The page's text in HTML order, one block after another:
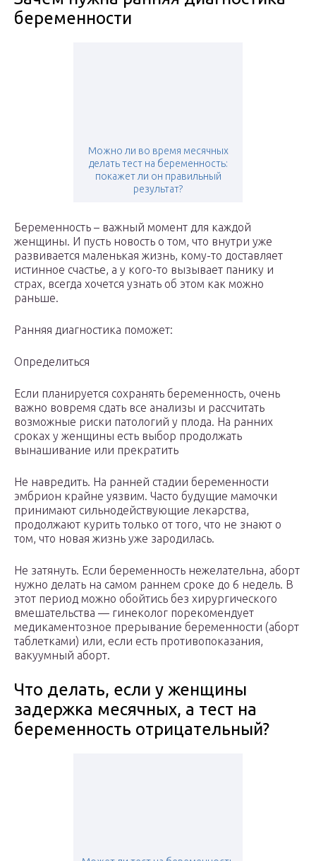
беременности
Можно ли во время месячных
делать тест на беременность:
покажет ли он правильный
результат?
Беременность – важный момент для каждой
женщины. И пусть новость о том, что внутри уже
развивается маленькая жизнь, кому-то доставляет
истинное счастье, а у кого-то вызывает панику и
страх, всегда хочется узнать об этом как можно
раньше.
Ранняя диагностика поможет:
Определиться
Если планируется сохранять беременность, очень
важно вовремя сдать все анализы и рассчитать
возможные риски патологий у плода. На ранних
сроках у женщины есть выбор продолжать
вынашивание или прекратить
Не навредить. На ранней стадии беременности
эмбрион крайне уязвим. Часто будущие мамочки
принимают сильнодействующие лекарства,
продолжают курить только от того, что не знают о
том, что новая жизнь уже зародилась.
Не затянуть. Если беременность нежелательна, аборт
нужно делать на самом раннем сроке до 6 недель. В
этот период можно обойтись без хирургического
вмешательства — гинеколог порекомендует
медикаментозное прерывание беременности (аборт
таблетками) или, если есть противопоказания,
вакуумный аборт.
Что делать, если у женщины
задержка месячных, а тест на
беременность отрицательный?